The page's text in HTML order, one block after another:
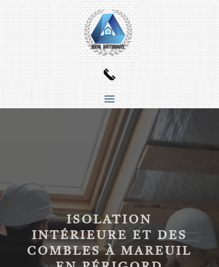
ISOLATION
INTÉRIEURE ET DES
COMBLES À MAREUIL